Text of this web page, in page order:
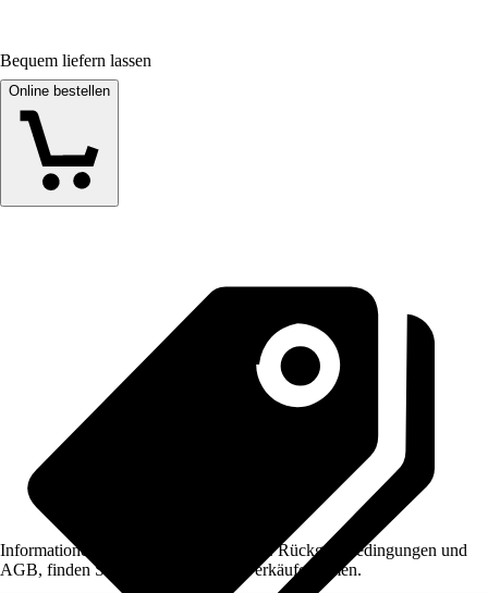
Bequem liefern lassen
Online bestellen
Informationen des Verkäufers, wie z. B. Rückgabebedingungen und
AGB, finden Sie bei Klick auf den Verkäufernamen.